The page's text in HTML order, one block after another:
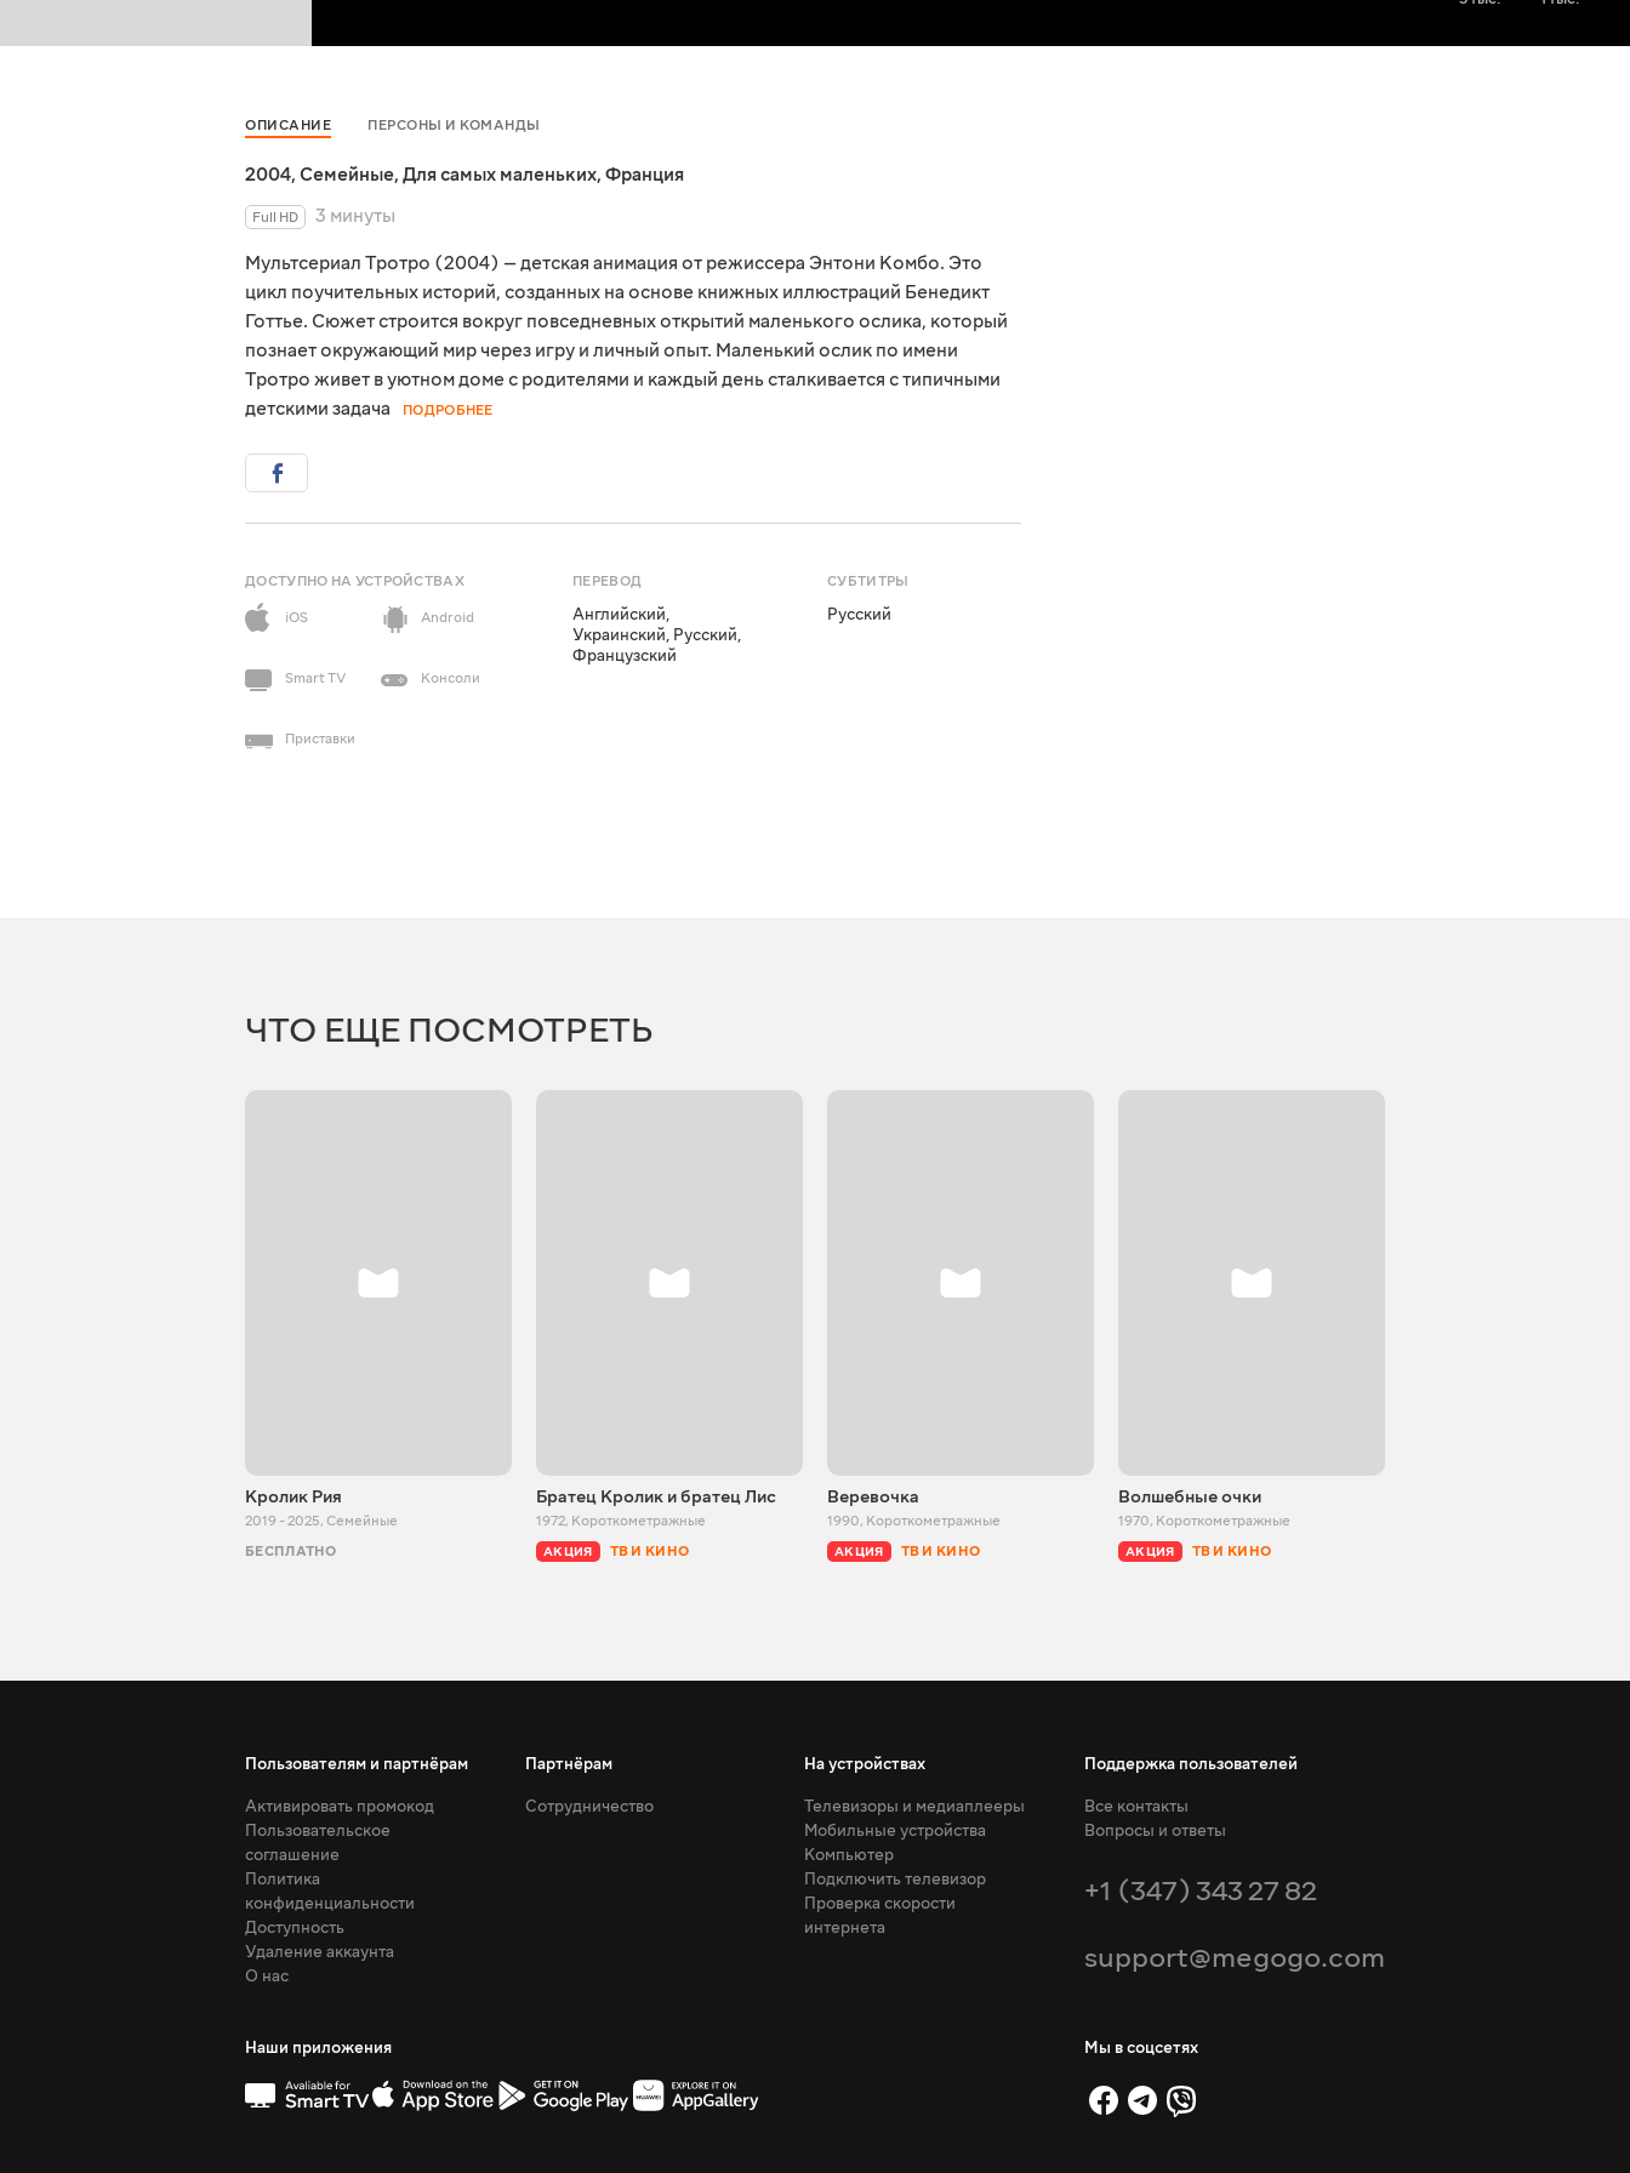
ОПИСАНИЕ ПЕРСОНЫ И КОМАНДЫ
2004, Семейные, Для самых маленьких, Франция
Full HD
3 минуты
Мультсериал Тротро (2004) — детская анимация от режиссера Энтони Комбо. Это
цикл поучительных историй, созданных на основе книжных иллюстраций Бенедикт
Готтье. Сюжет строится вокруг повседневных открытий маленького ослика, который
познает окружающий мир через игру и личный опыт. Маленький ослик по имени
Тротро живет в уютном доме с родителями и каждый день сталкивается с типичными
детскими задача
ПОДРОБНЕЕ
ДОСТУПНО НА УСТРОЙСТВАХ
iOS
Android
Smart TV Консоли
Приставки
ПЕРЕВОД
Английский,
Украинский, Русский,
Французский
СУБТИТРЫ
Русский
ЧТО ЕЩЕ ПОСМОТРЕТЬ
Кролик Рия
2019 - 2025, Семейные
БЕСПЛАТНО
Братец Кролик и братец Лис
1972, Короткометражные
АКЦИЯ ТВ И КИНО
Веревочка
1990, Короткометражные
АКЦИЯ ТВ И КИНО
Волшебные очки
1970, Короткометражные
АКЦИЯ ТВ И КИНО
Пользователям и партнёрам
Активировать промокод
Пользовательское
соглашение
Политика
конфиденциальности
Доступность
Удаление аккаунта
О нас
Партнёрам
Сотрудничество
На устройствах
Телевизоры и медиаплееры
Мобильные устройства
Компьютер
Подключить телевизор
Проверка скорости
интернета
Поддержка пользователей
Все контакты
Вопросы и ответы
+1 (347) 343 27 82
support@megogo.com
Наши приложения Мы в соцсетях